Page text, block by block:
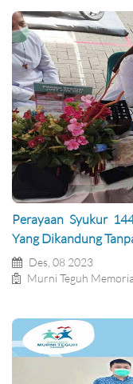
Perayaan Syukur
Yang Dikandung
Des, 08 2023
Murni Teguh